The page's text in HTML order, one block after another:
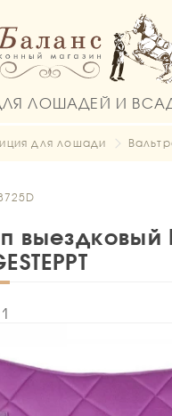
ЛОШАДЕЙ И
для лошади
выездковый